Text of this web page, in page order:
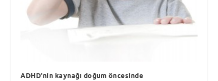
ADHD'nin kaynağı doğum öncesinde